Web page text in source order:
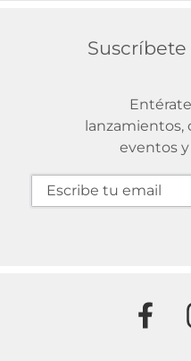
Suscríbete
lanzamientos,
eventos